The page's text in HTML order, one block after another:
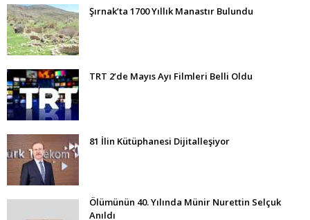
Şırnak’ta 1700 Yıllık Manastır Bulundu
TRT 2’de Mayıs Ayı Filmleri Belli Oldu
81 İlin Kütüphanesi Dijitalleşiyor
Ölümünün 40. Yılında Münir Nurettin Selçuk
Anıldı